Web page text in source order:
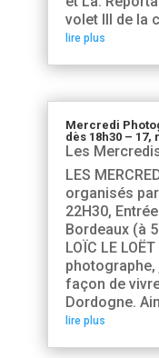
volet III de la
lire plus
Mercredi
dès 18h30 –
Les
LES
organisés
22H30,
Bordeaux (à
LOÏC LE
façon de
Dordogne.
lire plus